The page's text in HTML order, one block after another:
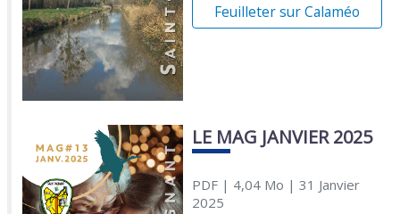
Feuilleter sur Calaméo
LE MAG JANVIER 2025
PDF| 4,04 Mo | 31 Janvier
2025